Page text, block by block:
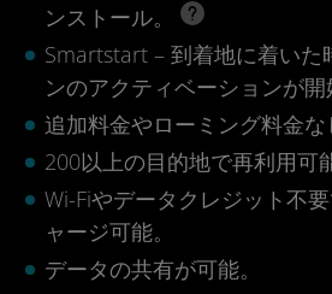
ンストール。
Smartstart – 到着地に着いた
ンのアクティベーションが
追加料金やローミング料金な
200以上の目的地で再利用可
Wi-Fiやデータクレジット不
ャージ可能。
データの共有が可能。